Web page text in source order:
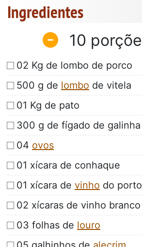
Ingredientes
10
02 Kg de lombo de porco
500 g de lombo de vitela
01 Kg de pato
300 g de fígado de galinha
04 ovos
01 xícara de conhaque
01 xícara de vinho do porto
02 xícaras de vinho branco
03 folhas de louro